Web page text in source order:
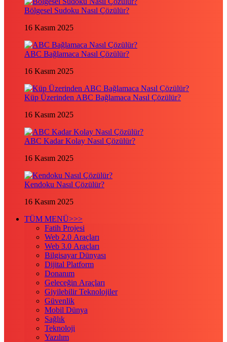
Bölgesel Sudoku Nasıl Çözülür?
16 Kasım 2025
ABC Bağlamaca Nasıl Çözülür?
16 Kasım 2025
Küp Üzerinden ABC Bağlamaca Nasıl Çözülür?
16 Kasım 2025
ABC Kadar Kolay Nasıl Çözülür?
16 Kasım 2025
Kendoku Nasıl Çözülür?
16 Kasım 2025
TÜM MENÜ>>>
Fatih Projesi
Web 2.0 Araçları
Web 3.0 Araçları
Bilgisayar Dünyası
Dijital Platform
Donanım
Geleceğin Araçları
Giyilebilir Teknolojiler
Güvenlik
Mobil Dünya
Sağlık
Teknoloji
Yazılım